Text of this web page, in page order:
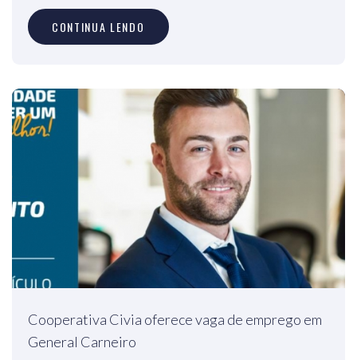
CONTINUA LENDO
Cooperativa Civia oferece vaga de emprego em
General Carneiro